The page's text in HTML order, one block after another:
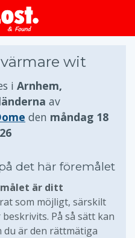
wit
i Arnhem,
av
den måndag 18
det här föremålet
är ditt
som möjligt, särskilt
På så sätt kan
är den rättmätiga